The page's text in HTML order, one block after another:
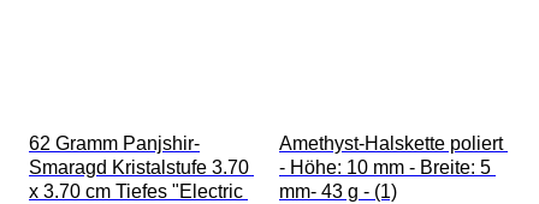
62 Gramm Panjshir-
Smaragd Kristalstufe 3.70
x 3.70 cm Tiefes "Electric
Amethyst-Halskette poliert
- Höhe: 10 mm - Breite: 5
mm- 43 g - (1)